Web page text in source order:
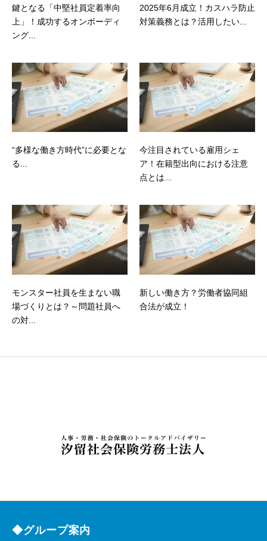
鍵となる「中堅社員定着率向
上」！成功するオンボーディ
ング...
2025年6月成立！カスハラ防止
対策義務とは？活用したい...
“多様な働き方時代”に必要とな
る...
今注目されている雇用シェ
ア！在籍型出向における注意
点とは...
モンスター社員を生まない職
場づくりとは？～問題社員へ
の対...
新しい働き方？労働者協同組
合法が成立！
◆グループ案内